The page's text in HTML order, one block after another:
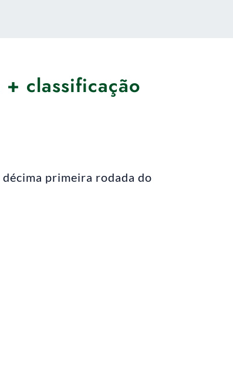
classificação
primeira rodada do